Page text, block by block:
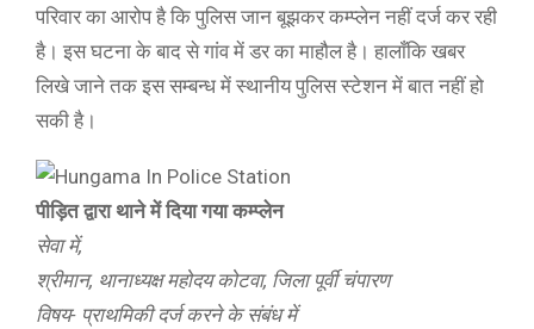
परिवार का आरोप है कि पुलिस जान बूझकर कम्प्लेन नहीं दर्ज कर रही
है। इस घटना के बाद से गांव में डर का माहौल है। हालाँकि खबर
लिखे जाने तक इस सम्बन्ध में स्थानीय पुलिस स्टेशन में बात नहीं हो
सकी है।
पीड़ित द्वारा थाने में दिया गया कम्प्लेन
सेवा में,
श्रीमान, थानाध्यक्ष महोदय कोटवा, जिला पूर्वी चंपारण
विषय- प्राथमिकी दर्ज करने के संबंध में